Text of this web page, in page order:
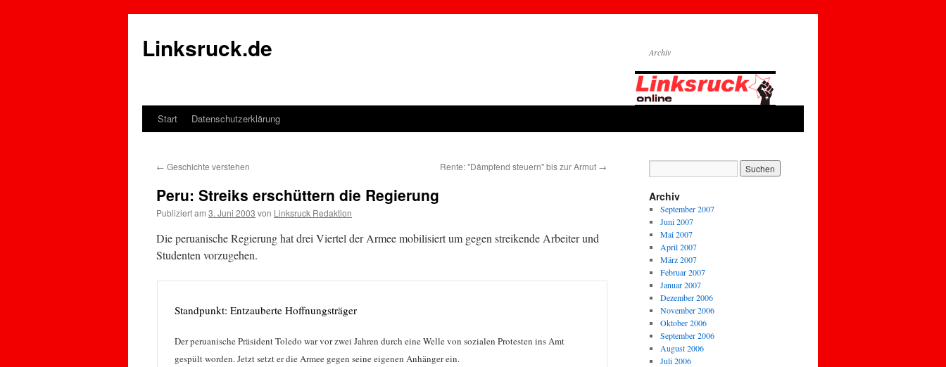
Linksruck.de Archiv
Springe
Inhalt
Start Datenschutzerklärung
← Geschichte verstehen Rente: "Dämpfend steuern" bis zur Armut →
Peru: Streiks erschüttern die Regierung
Publiziert am 3. Juni 2003 von Linksruck Redaktion
Die peruanische Regierung hat drei Viertel der Armee mobilisiert um gegen streikende Arbeiter und
Studenten vorzugehen.
Standpunkt: Entzauberte Hoffnungsträger
Der peruanische Präsident Toledo war vor zwei Jahren durch eine Welle von sozialen Protesten ins Amt
gespült worden. Jetzt setzt er die Armee gegen seine eigenen Anhänger ein.
Archiv
September 2007
Juni 2007
Mai 2007
April 2007
März 2007
Februar 2007
Januar 2007
Dezember 2006
November 2006
Oktober 2006
September 2006
August 2006
Juli 2006